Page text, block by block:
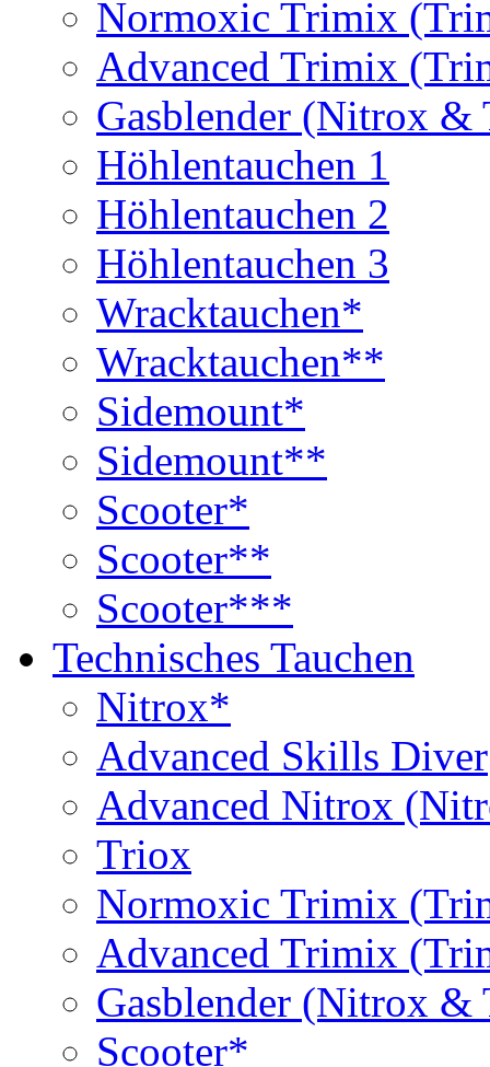
Normoxic Trimix
Advanced Trimix
Gasblender (Nitrox
Höhlentauchen 1
Höhlentauchen 2
Höhlentauchen 3
Wracktauchen*
Wracktauchen**
Sidemount*
Sidemount**
Scooter*
Scooter**
Scooter***
Technisches Tauchen
Nitrox*
Advanced Skills Diver
Advanced Nitrox
Triox
Normoxic Trimix
Advanced Trimix
Gasblender (Nitrox
Scooter*